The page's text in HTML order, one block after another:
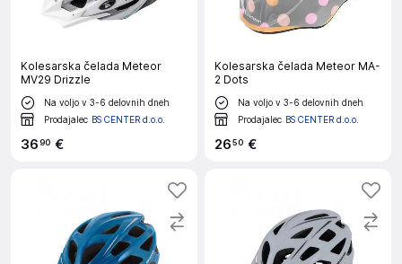
Kolesarska čelada Meteor
MV29 Drizzle
Na voljo v 3-6 delovnih dneh
Prodajalec BS CENTER d.o.o.
3690 €
Kolesarska čelada Meteor MA-
2 Dots
Na voljo v 3-6 delovnih dneh
Prodajalec BS CENTER d.o.o.
2650 €